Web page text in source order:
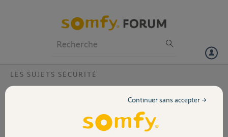
Volet
LES SUJETS SÉCURITÉ
alarme protexion 600 avec gsm?
a la mise en marche de la fonction sos avec la telecommande les
sirenes ne se declenches pas par contre je recois bien un sms alarme
sos je ne dispose pas de clavier lcd ni acces a interface n ayant pas de
Continuer sans accepter →